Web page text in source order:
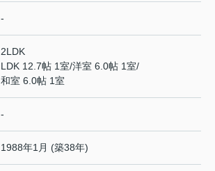
-
2LDK
LDK 12.7帖 1室/洋室 6.0帖 1室/
和室 6.0帖 1室
-
1988年1月 (築38年)